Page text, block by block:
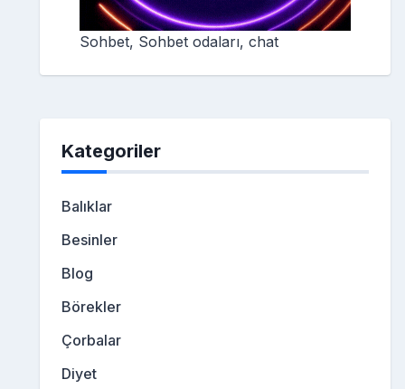
Sohbet, Sohbet odaları, chat
Kategoriler
Balıklar
Besinler
Blog
Börekler
Çorbalar
Diyet